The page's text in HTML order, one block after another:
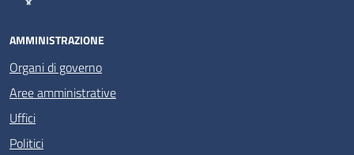
AMMINISTRAZIONE
Organi di governo
Aree amministrative
Uffici
Politici